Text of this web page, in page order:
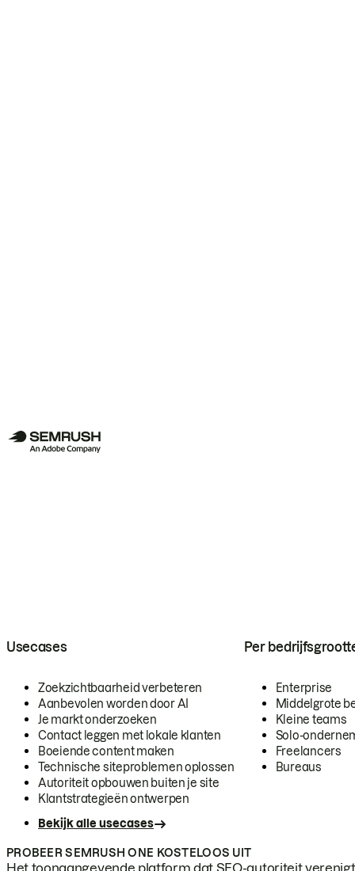
Usecases
Zoekzichtbaarheid verbeteren
Aanbevolen worden door AI
Je markt onderzoeken
Contact leggen met lokale klanten
Boeiende content maken
Technische siteproblemen oplossen
Autoriteit opbouwen buiten je site
Klantstrategieën ontwerpen
Bekijk alle usecases
Per
Enterprise
Middelgrote
Kleine teams
Solo-
Freelancers
Bureaus
PROBEER SEMRUSH ONE KOSTELOOS UIT
Het toonaangevende platform dat SEO-autoriteit